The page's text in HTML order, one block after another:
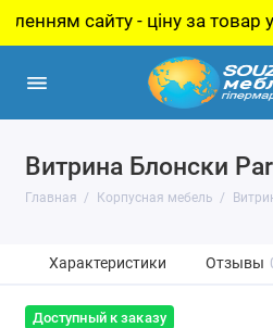
сайту - ціну за товар
Витрина Блонски
Главная Корпусная мебель
Характеристики Отзывы
Доступный к заказу